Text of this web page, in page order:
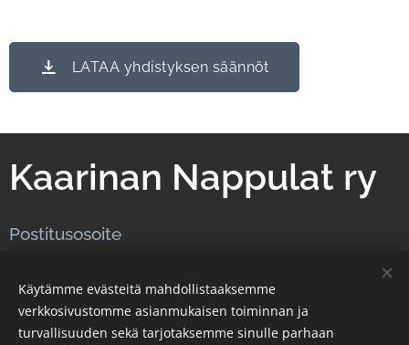
LATAA yhdistyksen säännöt
Kaarinan Nappulat ry
Postitusosoite
Soita
puh. 044 726 3110
Käytämme evästeitä mahdollistaaksemme
verkkosivustomme asianmukaisen toiminnan ja
turvallisuuden sekä tarjotaksemme sinulle parhaan